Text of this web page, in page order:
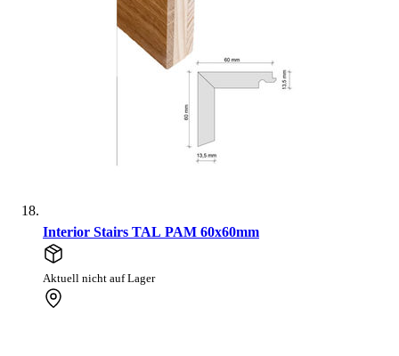
Interior Stairs TAL PAM 60x60mm
Aktuell nicht auf Lager